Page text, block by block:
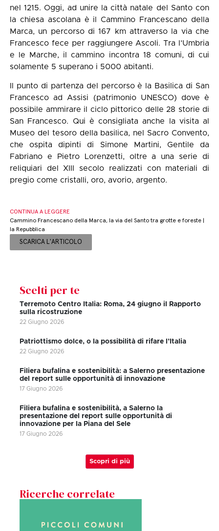
nel 1215. Oggi, ad unire la città natale del Santo con
la chiesa ascolana è il Cammino Francescano della
Marca, un percorso di 167 km attraverso la via che
Francesco fece per raggiungere Ascoli. Tra l’Umbria
e le Marche, il cammino incontra 18 comuni, di cui
solamente 5 superano i 5000 abitanti.
Il punto di partenza del percorso è la Basilica di San
Francesco ad Assisi (patrimonio UNESCO) dove è
possibile ammirare il ciclo pittorico delle 28 storie di
San Francesco. Qui è consigliata anche la visita al
Museo del tesoro della basilica, nel Sacro Convento,
che ospita dipinti di Simone Martini, Gentile da
Fabriano e Pietro Lorenzetti, oltre a una serie di
reliquiari del XIII secolo realizzati con materiali di
pregio come cristalli, oro, avorio, argento.
CONTINUA A LEGGERE
Cammino Francescano della Marca, la via del Santo tra grotte e foreste |
la Repubblica
SCARICA L'ARTICOLO
Scelti per te
Terremoto Centro Italia: Roma, 24 giugno il Rapporto
sulla ricostruzione
22 Giugno 2026
Patriottismo dolce, o la possibilità di rifare l’Italia
22 Giugno 2026
Filiera bufalina e sostenibilità: a Salerno presentazione
del report sulle opportunità di innovazione
17 Giugno 2026
Filiera bufalina e sostenibilità, a Salerno la
presentazione del report sulle opportunità di
innovazione per la Piana del Sele
17 Giugno 2026
Scopri di più
Ricerche correlate